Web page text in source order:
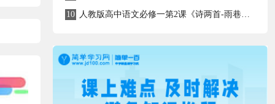
10 人教版高中语文必修一第2课《诗两首-雨巷》同步学习资料